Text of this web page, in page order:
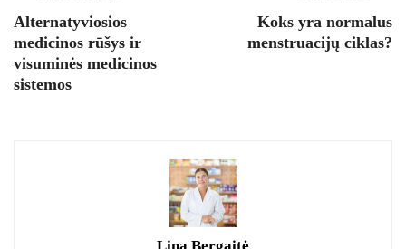
Alternatyviosios
medicinos rūšys ir
visuminės medicinos
sistemos
Koks yra normalus
menstruacijų ciklas?